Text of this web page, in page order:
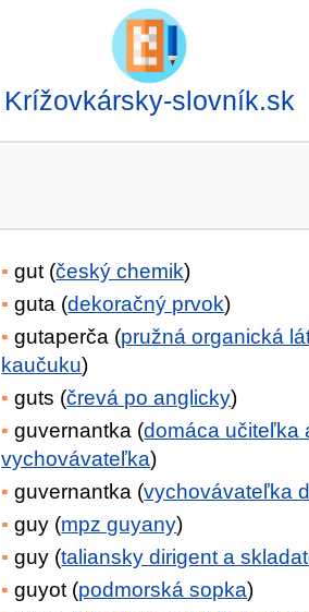
Krížovkársky-slovník.sk
gut (český chemik)
guta (dekoračný prvok)
gutaperča (pružná organická
kaučuku)
guts (črevá po anglicky)
guvernantka (domáca učiteľka
vychovávateľka)
guvernantka (vychovávateľka
guy (mpz guyany)
guy (taliansky dirigent a
guyot (podmorská sopka)